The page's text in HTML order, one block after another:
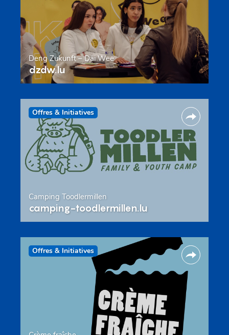
Deng Zukunft – Däi Wee
dzdw.lu
Offres & Initiatives
Camping Toodlermillen
camping-toodlermillen.lu
Offres & Initiatives